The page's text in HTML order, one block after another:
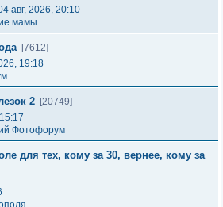
авг, 2026, 20:10
мамы
[7612]
19:18
2 [20749]
Фотофорум
для тех, кому за 30, вернее, кому за